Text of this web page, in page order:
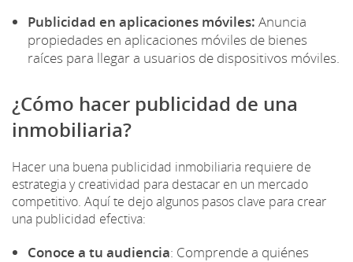
Publicidad en aplicaciones móviles: Anuncia
propiedades en aplicaciones móviles de bienes
raíces para llegar a usuarios de dispositivos móviles.
¿Cómo hacer publicidad de una
inmobiliaria?
Hacer una buena publicidad inmobiliaria requiere de
estrategia y creatividad para destacar en un mercado
competitivo. Aquí te dejo algunos pasos clave para crear
una publicidad efectiva:
Conoce a tu audiencia: Comprende a quiénes